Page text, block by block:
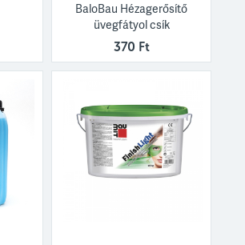
BaloBau Hézagerősítő
üvegfátyol csík
370 Ft